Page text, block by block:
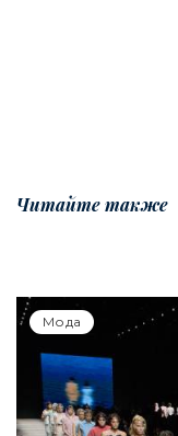
Читайте также